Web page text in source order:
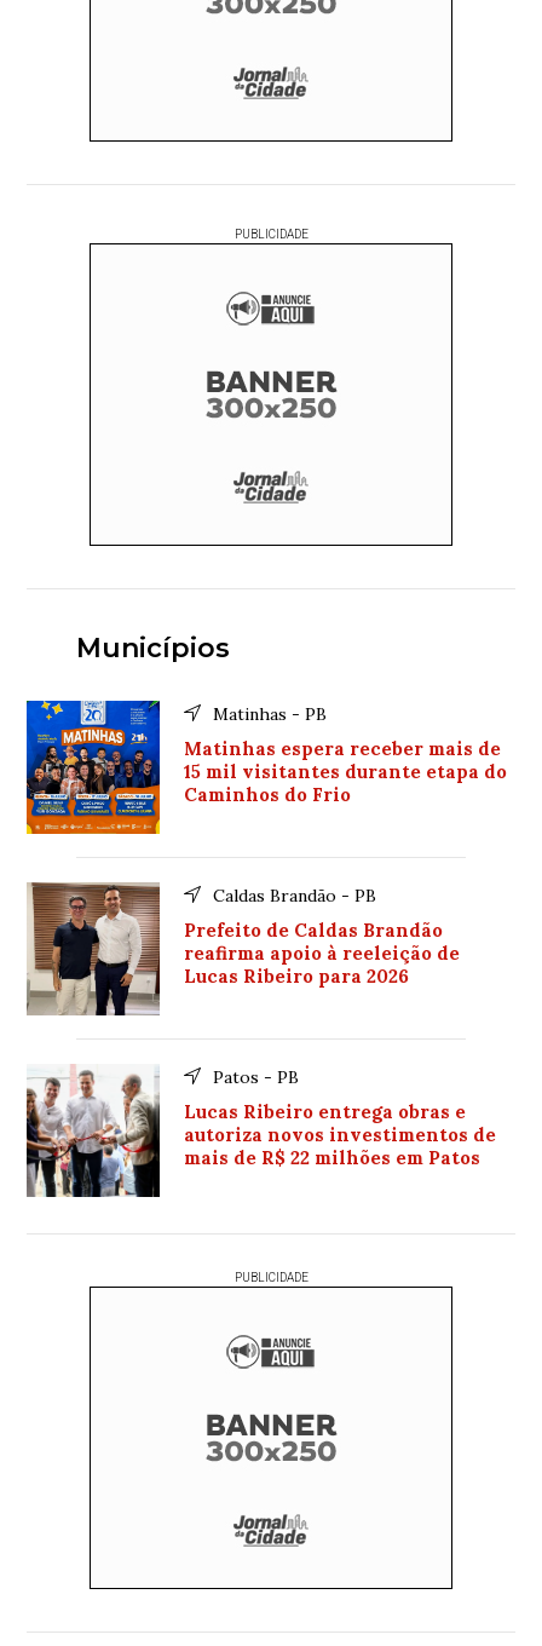
PUBLICIDADE
Municípios
Matinhas - PB
Matinhas espera receber mais de
15 mil visitantes durante etapa do
Caminhos do Frio
Caldas Brandão - PB
Prefeito de Caldas Brandão
reafirma apoio à reeleição de
Lucas Ribeiro para 2026
Patos - PB
Lucas Ribeiro entrega obras e
autoriza novos investimentos de
mais de R$ 22 milhões em Patos
PUBLICIDADE